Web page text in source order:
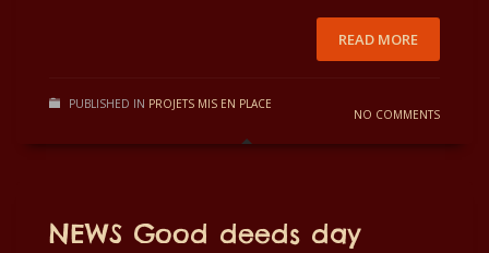
READ MORE
PUBLISHED IN PROJETS MIS EN PLACE
NO COMMENTS
NEWS Good deeds day